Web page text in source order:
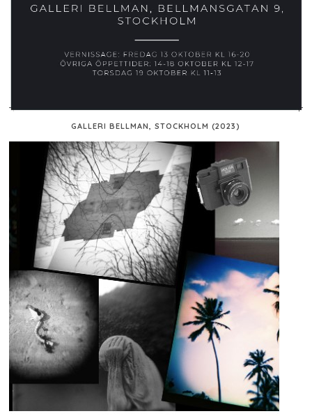
GALLERI BELLMAN, STOCKHOLM (2023)